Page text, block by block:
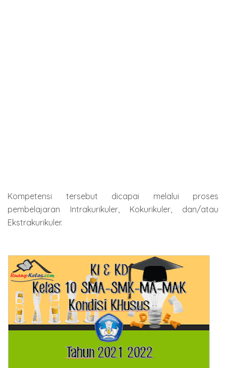
Kompetensi tersebut dicapai melalui proses
pembelajaran Intrakurikuler, Kokurikuler, dan/atau
Ekstrakurikuler.